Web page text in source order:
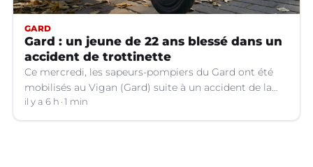
GARD
Gard : un jeune de 22 ans blessé dans un
accident de trottinette
Ce mercredi, les sapeurs-pompiers du Gard ont été
mobilisés au Vigan (Gard) suite à un accident de la
circulation impliquant le conducteur d'une trottinette
qui souffre d'un traumatisme crânien.
il y a 6 h 1 min